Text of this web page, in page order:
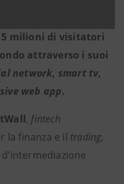
milioni di visitatori
attraverso i suoi
network, smart tv,
web app.
, fintech
la finanza e il trading,